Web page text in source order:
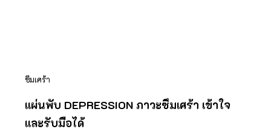
ซึมเศร้า
แผ่นพับ DEPRESSION ภาวะซึมเศร้า เข้าใจ
และรับมือได้